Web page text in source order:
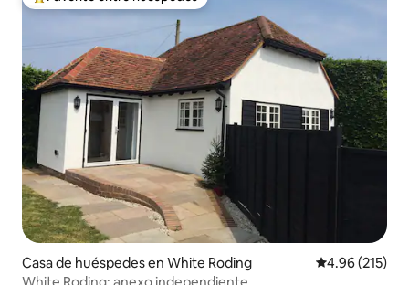
Favorito entre huéspedes preferido
Casa de huéspedes en White Roding Calificación
4.96 (215)